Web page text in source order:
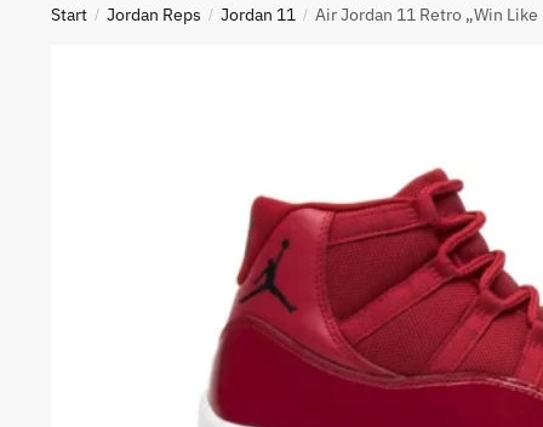
Start / Jordan Reps / Jordan 11 / Air Jordan 11 Retro „Win Like